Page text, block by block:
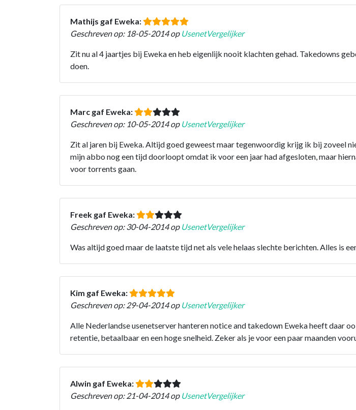
Mathijs gaf Eweka:
Geschreven op: 18-05-2014 op UsenetVergelijker
Zit nu al 4 jaartjes bij Eweka en heb eigenlijk nooit klachten gehad. Takedowns
doen.
Marc gaf Eweka:
Geschreven op: 10-05-2014 op UsenetVergelijker
Zit al jaren bij Eweka. Altijd goed geweest maar tegenwoordig krijg ik bij zoveel
mijn abbo nog een tijd doorloopt omdat ik voor een jaar had afgesloten, maar
voor torrents gaan.
Freek gaf Eweka:
Geschreven op: 30-04-2014 op UsenetVergelijker
Was altijd goed maar de laatste tijd net als vele helaas slechte berichten. Alles is
Kim gaf Eweka:
Geschreven op: 29-04-2014 op UsenetVergelijker
Alle Nederlandse usenetserver hanteren notice and takedown Eweka heeft daar
retentie, betaalbaar en een hoge snelheid. Zeker als je voor een paar maanden
Alwin gaf Eweka:
Geschreven op: 21-04-2014 op UsenetVergelijker